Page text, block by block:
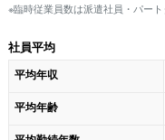
※臨時従業員数は派遣社員・パー
社員平均
平均年収
平均年齢